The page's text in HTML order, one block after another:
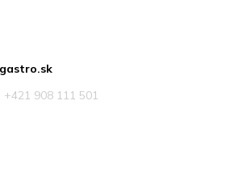
908 111 501